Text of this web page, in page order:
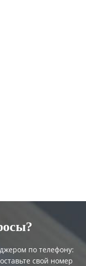
по телефону:
свой номер